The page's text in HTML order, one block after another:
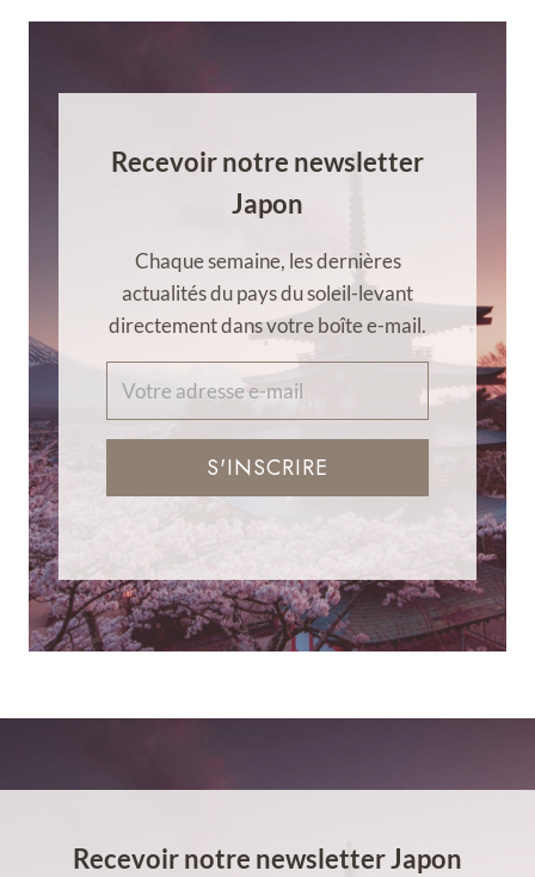
Recevoir notre newsletter
Japon
Chaque semaine, les dernières
actualités du pays du soleil-levant
directement dans votre boîte e-mail.
S'INSCRIRE
Recevoir notre newsletter Japon